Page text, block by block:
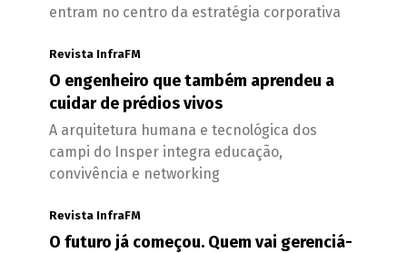
entram no centro da estratégia corporativa
Revista InfraFM
O engenheiro que também aprendeu a
cuidar de prédios vivos
A arquitetura humana e tecnológica dos
campi do Insper integra educação,
convivência e networking
Revista InfraFM
O futuro já começou. Quem vai gerenciá-